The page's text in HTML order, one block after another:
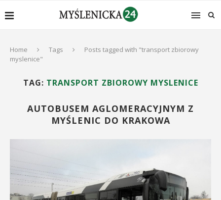
Home Tags
Posts tagged with "transport zbiorowy
myslenice"
TAG: TRANSPORT ZBIOROWY MYSLENICE
AUTOBUSEM AGLOMERACYJNYM Z
MYŚLENIC DO KRAKOWA